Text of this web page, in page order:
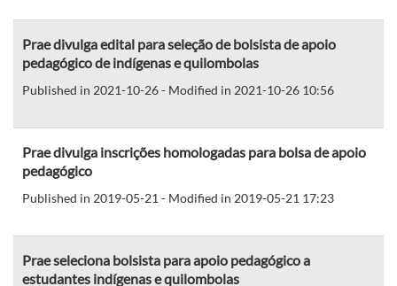
Prae divulga edital para seleção de bolsista de apoio
pedagógico de indígenas e quilombolas
Published in 2021-10-26 - Modified in 2021-10-26 10:56
Prae divulga inscrições homologadas para bolsa de apoio
pedagógico
Published in 2019-05-21 - Modified in 2019-05-21 17:23
Prae seleciona bolsista para apoio pedagógico a
estudantes indígenas e quilombolas